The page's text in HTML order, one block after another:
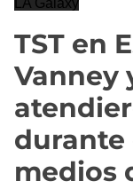
LA Galaxy
TST en
Vanney
durante
medios